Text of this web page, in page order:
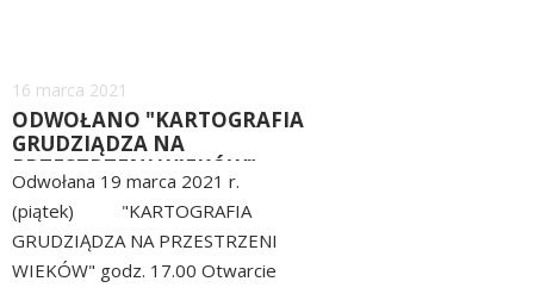
Dodano
16 marca 2021
ODWOŁANO "KARTOGRAFIA
GRUDZIĄDZA NA
PRZESTRZENI WIEKÓW"
Odwołana 19 marca 2021 r.
(piątek) "KARTOGRAFIA
GRUDZIĄDZA NA PRZESTRZENI
WIEKÓW" godz. 17.00 Otwarcie